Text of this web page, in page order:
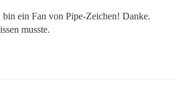
bin ein Fan von Pipe-Zeichen! Danke.
musste.